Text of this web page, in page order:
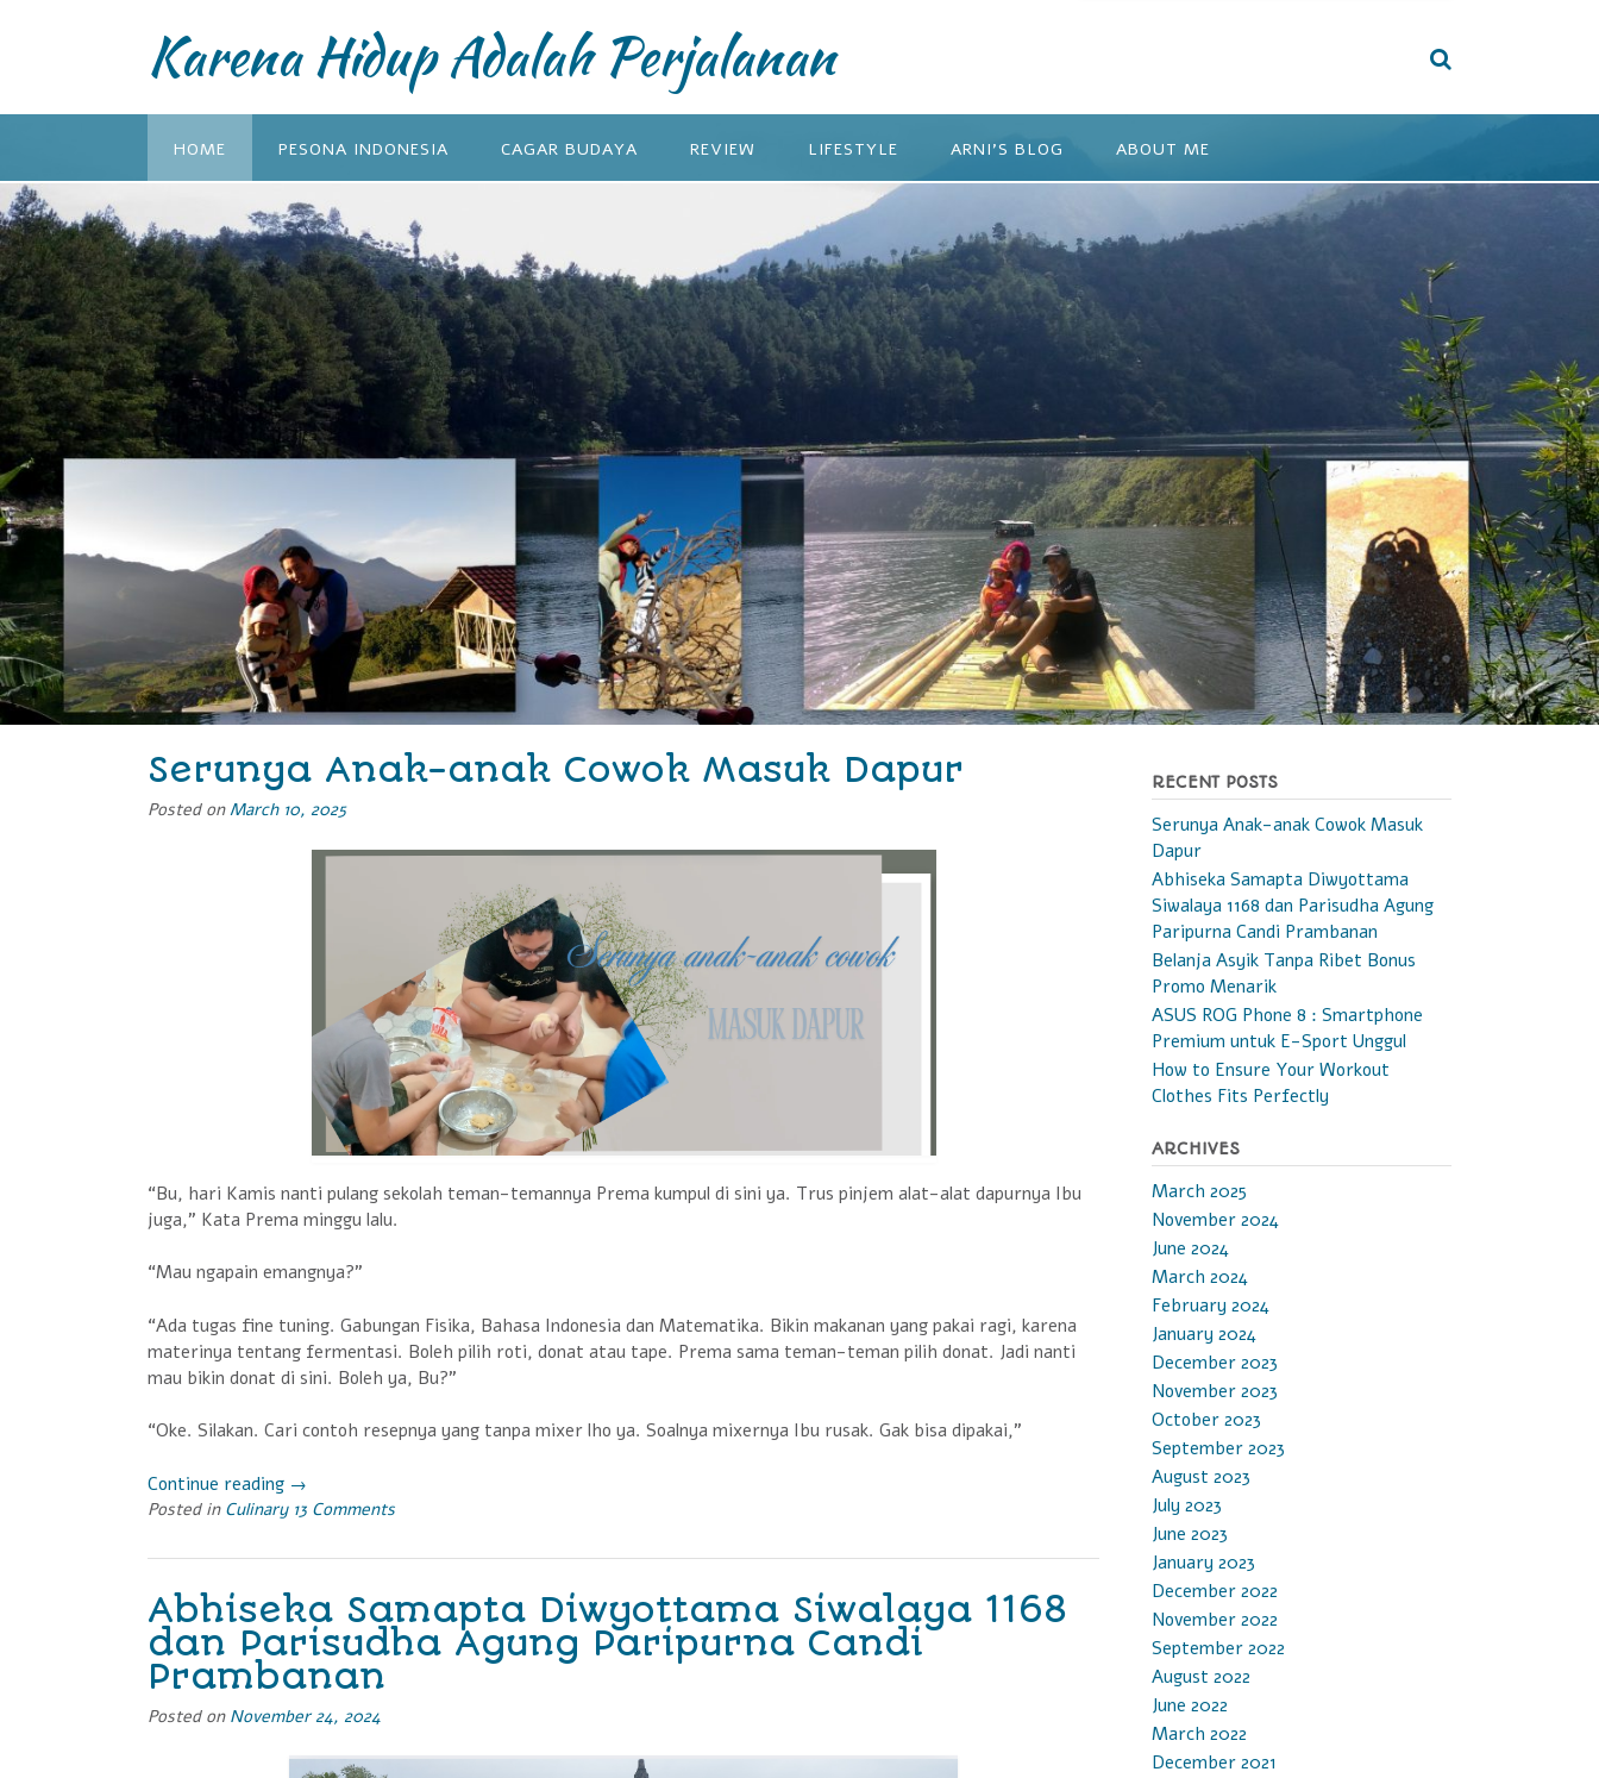
Karena Hidup Adalah Perjalanan
HOME PESONA INDONESIA CAGAR BUDAYA REVIEW LIFESTYLE ARNI’S BLOG ABOUT ME
Serunya Anak-anak Cowok Masuk Dapur
Posted onMarch 10, 2025
“Bu, hari Kamis nanti pulang sekolah teman-temannya Prema kumpul di sini ya. Trus pinjem alat-alat dapurnya Ibu
juga,” Kata Prema minggu lalu.
“Mau ngapain emangnya?”
“Ada tugas fine tuning. Gabungan Fisika, Bahasa Indonesia dan Matematika. Bikin makanan yang pakai ragi, karena
materinya tentang fermentasi. Boleh pilih roti, donat atau tape. Prema sama teman-teman pilih donat. Jadi nanti
mau bikin donat di sini. Boleh ya, Bu?”
“Oke. Silakan. Cari contoh resepnya yang tanpa mixer lho ya. Soalnya mixernya Ibu rusak. Gak bisa dipakai,”
Continue reading “Serunya
Anak-
Cowok
Masuk
Dapur”
→
Posted in Culinary 13 Comments
Abhiseka Samapta Diwyottama Siwalaya 1168
dan Parisudha Agung Paripurna Candi
Prambanan
Posted on November 24, 2024
RECENT POSTS
Serunya Anak-anak Cowok Masuk
Dapur
Abhiseka Samapta Diwyottama
Siwalaya 1168 dan Parisudha Agung
Paripurna Candi Prambanan
Belanja Asyik Tanpa Ribet Bonus
Promo Menarik
ASUS ROG Phone 8 : Smartphone
Premium untuk E-Sport Unggul
How to Ensure Your Workout
Clothes Fits Perfectly
ARCHIVES
March 2025
November 2024
June 2024
March 2024
February 2024
January 2024
December 2023
November 2023
October 2023
September 2023
August 2023
July 2023
June 2023
January 2023
December 2022
November 2022
September 2022
August 2022
June 2022
March 2022
December 2021